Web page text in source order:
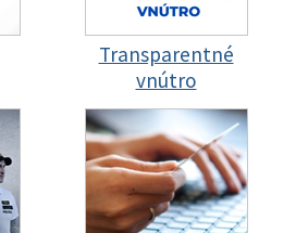
Transparentné
vnútro